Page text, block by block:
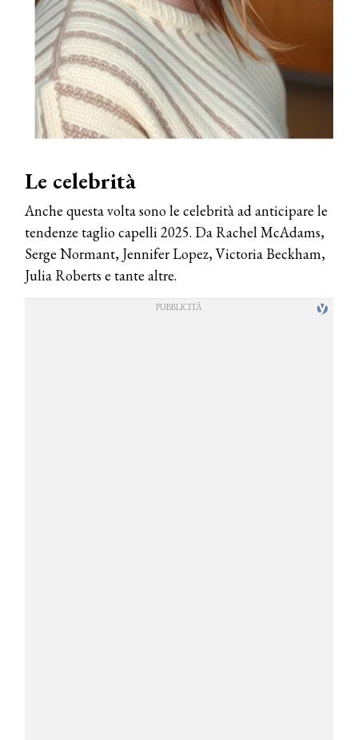
Le celebrità
Anche questa volta sono le celebrità ad anticipare le
tendenze taglio capelli 2025. Da Rachel McAdams,
Serge Normant, Jennifer Lopez, Victoria Beckham,
Julia Roberts e tante altre.